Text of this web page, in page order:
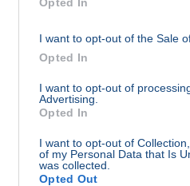
I want to opt-out of the Sale
Opted In
I want to opt-out of
Advertising.
Opted In
I want to opt-out of
of my Personal Data that Is
was collected.
Opted Out
forrása: Northfoto
Tisza Párt